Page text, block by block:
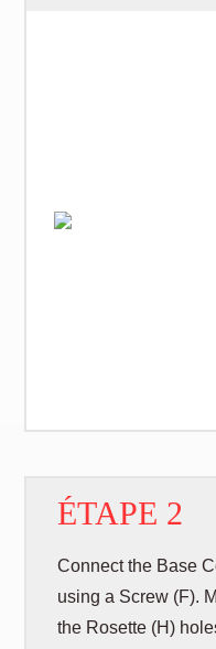
ÉTAPE 2
Connect the Base
using a Screw (F).
the Rosette (H)